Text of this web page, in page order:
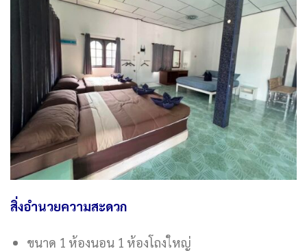
สิ่งอำนวยความสะดวก
ขนาด 1 ห้องนอน 1 ห้องโถงใหญ่